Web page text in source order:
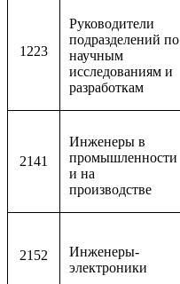
1223
Руководители
подразделений по
научным
исследованиям и
разработкам
2141
Инженеры в
промышленности
и на
производстве
2152
Инженеры-
электроники